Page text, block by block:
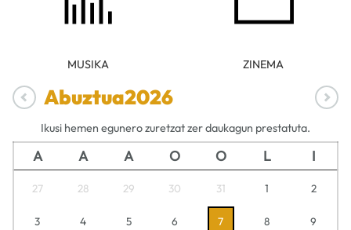
MUSIKA ZINEMA
Abuztua2026
Ikusi hemen egunero zuretzat zer daukagun prestatuta.
A A A O O L I
27 28 29 30 31 1 2
3 4 5 6 7 8 9